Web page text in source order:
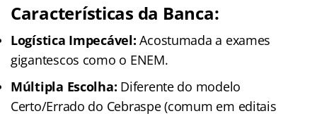
Características da Banca:
Logística Impecável: Acostumada a exames
gigantescos como o ENEM.
Múltipla Escolha: Diferente do modelo
Certo/Errado do Cebraspe (comum em editais